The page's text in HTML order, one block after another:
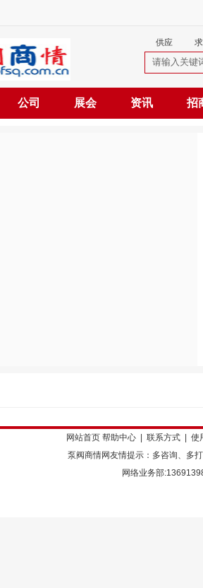
供应
公司 展会 资讯 招
网站首页 帮助中心 联系方式
使
泵阀商情网友情提示：多咨询、多
网络业务部